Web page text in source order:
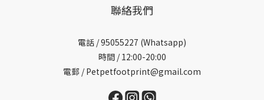
聯絡我們
電話 /95055227 (Whatsapp)
時間 / 12:00-20:00
電郵 / Petpetfootprint@gmail.com